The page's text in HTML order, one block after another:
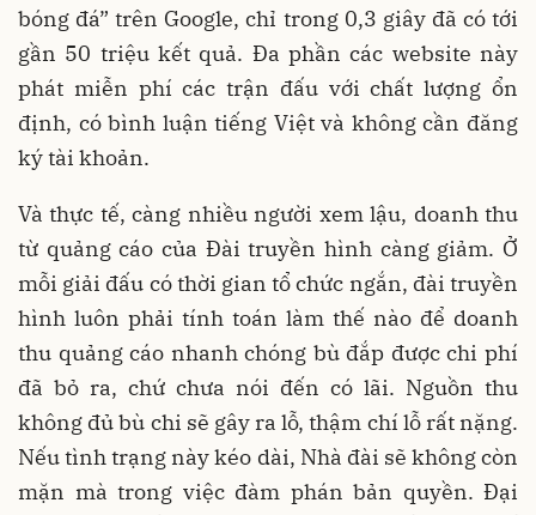
bóng đá” trên Google, chỉ trong 0,3 giây đã có tới
gần 50 triệu kết quả. Đa phần các website này
phát miễn phí các trận đấu với chất lượng ổn
định, có bình luận tiếng Việt và không cần đăng
ký tài khoản.
Và thực tế, càng nhiều người xem lậu, doanh thu
từ quảng cáo của Đài truyền hình càng giảm. Ở
mỗi giải đấu có thời gian tổ chức ngắn, đài truyền
hình luôn phải tính toán làm thế nào để doanh
thu quảng cáo nhanh chóng bù đắp được chi phí
đã bỏ ra, chứ chưa nói đến có lãi. Nguồn thu
không đủ bù chi sẽ gây ra lỗ, thậm chí lỗ rất nặng.
Nếu tình trạng này kéo dài, Nhà đài sẽ không còn
mặn mà trong việc đàm phán bản quyền. Đại